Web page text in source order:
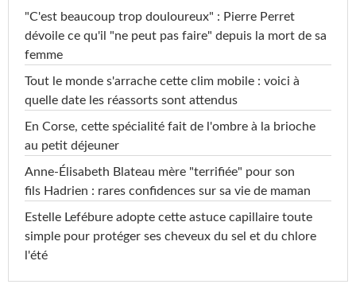
"C'est beaucoup trop douloureux" : Pierre Perret
dévoile ce qu'il "ne peut pas faire" depuis la mort de sa
femme
Tout le monde s'arrache cette clim mobile : voici à
quelle date les réassorts sont attendus
En Corse, cette spécialité fait de l'ombre à la brioche
au petit déjeuner
Anne-Élisabeth Blateau mère "terrifiée" pour son
fils Hadrien : rares confidences sur sa vie de maman
Estelle Lefébure adopte cette astuce capillaire toute
simple pour protéger ses cheveux du sel et du chlore
l'été